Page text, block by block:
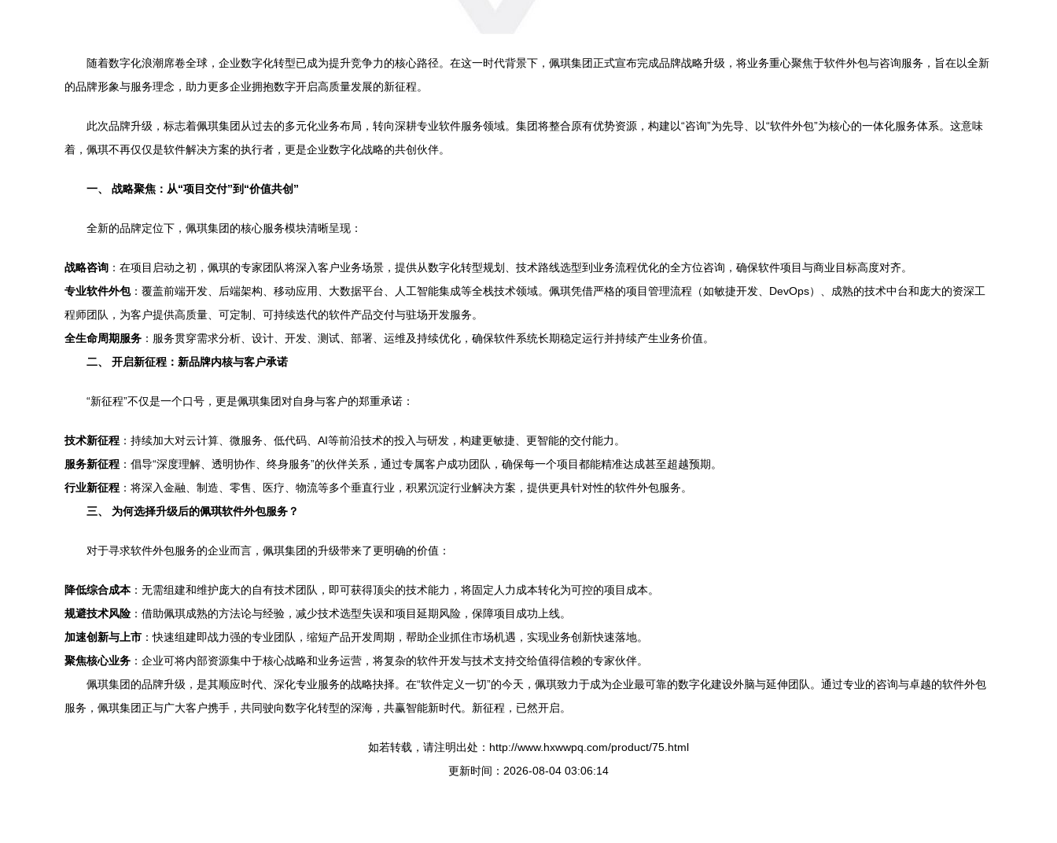
随着数字化浪潮席卷全球，企业数字化转型已成为提升竞争力的核心路径。在这一时代背景下，佩琪集团正式宣布完成品牌战略升级，将业务重心聚焦于软件外包与咨询服务，旨在以全新
的品牌形象与服务理念，助力更多企业拥抱数字开启高质量发展的新征程。
此次品牌升级，标志着佩琪集团从过去的多元化业务布局，转向深耕专业软件服务领域。集团将整合原有优势资源，构建以“咨询”为先导、以“软件外包”为核心的一体化服务体系。这意味
着，佩琪不再仅仅是软件解决方案的执行者，更是企业数字化战略的共创伙伴。
一、 战略聚焦：从“项目交付”到“价值共创”
全新的品牌定位下，佩琪集团的核心服务模块清晰呈现：
战略咨询 ：在项目启动之初，佩琪的专家团队将深入客户业务场景，提供从数字化转型规划、技术路线选型到业务流程优化的全方位咨询，确保软件项目与商业目标高度对齐。
专业软件外包：覆盖前端开发、后端架构、移动应用、大数据平台、人工智能集成等全栈技术领域。佩琪凭借严格的项目管理流程（如敏捷开发、DevOps）、成熟的技术中台和庞大的资深工
程师团队，为客户提供高质量、可定制、可持续迭代的软件产品交付与驻场开发服务。
全生命周期服务 ：服务贯穿需求分析、设计、开发、测试、部署、运维及持续优化，确保软件系统长期稳定运行并持续产生业务价值。
二、 开启新征程：新品牌内核与客户承诺
“新征程”不仅是一个口号，更是佩琪集团对自身与客户的郑重承诺：
技术新征程 ：持续加大对云计算、微服务、低代码、AI等前沿技术的投入与研发，构建更敏捷、更智能的交付能力。
服务新征程 ：倡导“深度理解、透明协作、终身服务”的伙伴关系，通过专属客户成功团队，确保每一个项目都能精准达成甚至超越预期。
行业新征程 ：将深入金融、制造、零售、医疗、物流等多个垂直行业，积累沉淀行业解决方案，提供更具针对性的软件外包服务。
三、 为何选择升级后的佩琪软件外包服务？
对于寻求软件外包服务的企业而言，佩琪集团的升级带来了更明确的价值：
降低综合成本：无需组建和维护庞大的自有技术团队，即可获得顶尖的技术能力，将固定人力成本转化为可控的项目成本。
规避技术风险 ：借助佩琪成熟的方法论与经验，减少技术选型失误和项目延期风险，保障项目成功上线。
加速创新与上市 ：快速组建即战力强的专业团队，缩短产品开发周期，帮助企业抓住市场机遇，实现业务创新快速落地。
聚焦核心业务 ：企业可将内部资源集中于核心战略和业务运营，将复杂的软件开发与技术支持交给值得信赖的专家伙伴。
佩琪集团的品牌升级，是其顺应时代、深化专业服务的战略抉择。在“软件定义一切”的今天，佩琪致力于成为企业最可靠的数字化建设外脑与延伸团队。通过专业的咨询与卓越的软件外包
服务，佩琪集团正与广大客户携手，共同驶向数字化转型的深海，共赢智能新时代。新征程，已然开启。
如若转载，请注明出处：http://www.hxwwpq.com/product/75.html
更新时间：2026-08-04 03:06:14